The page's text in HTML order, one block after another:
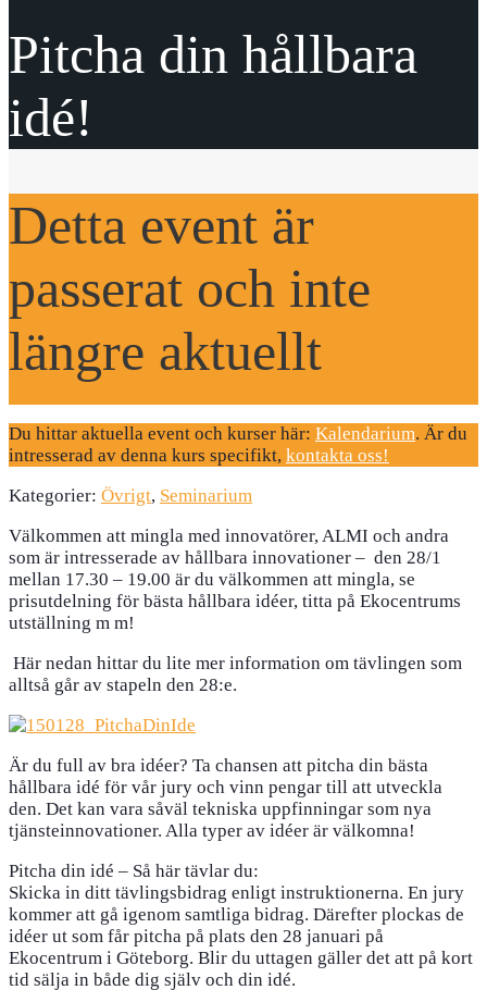
Pitcha din hållbara
idé!
Detta event är
passerat och inte
längre aktuellt
Du hittar aktuella event och kurser här: Kalendarium. Är du
intresserad av denna kurs specifikt, kontakta oss!
Kategorier: Övrigt, Seminarium
Välkommen att mingla med innovatörer, ALMI och andra
som är intresserade av hållbara innovationer – den 28/1
mellan 17.30 – 19.00 är du välkommen att mingla, se
prisutdelning för bästa hållbara idéer, titta på Ekocentrums
utställning m m!
Här nedan hittar du lite mer information om tävlingen som
alltså går av stapeln den 28:e.
Är du full av bra idéer? Ta chansen att pitcha din bästa
hållbara idé för vår jury och vinn pengar till att utveckla
den. Det kan vara såväl tekniska uppfinningar som nya
tjänsteinnovationer. Alla typer av idéer är välkomna!
Pitcha din idé – Så här tävlar du:
Skicka in ditt tävlingsbidrag enligt instruktionerna. En jury
kommer att gå igenom samtliga bidrag. Därefter plockas de
idéer ut som får pitcha på plats den 28 januari på
Ekocentrum i Göteborg. Blir du uttagen gäller det att på kort
tid sälja in både dig själv och din idé.